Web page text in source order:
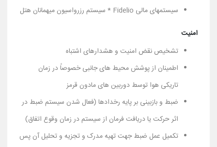
سیستمهای مالی Fidelio * سیستم رزرواسیون میهمانان هتل
امنیت
تشخیص نقض امنیت و هشدارهای اشتباه
اطمینان از پوشش محیط های جانبی خصوصاً در زمان
تاریکی هوا توسط دوربین های مادون قرمز
ضبط و بازبینی بر پایه رخدادها (فعال شدن سیستم ضبط در
اثر حرکت یا دریافت فرمان از سیستم در زمان وقوع اتفاق)
تکمیل عمل ضبط جهت تهیه مدرک و تجزیه و تحلیل آن پس